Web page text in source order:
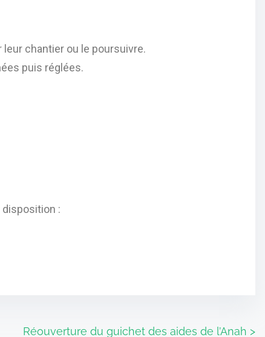
leur chantier ou le poursuivre.
puis réglées.
disposition :
Réouverture du guichet des aides de l’Anah >